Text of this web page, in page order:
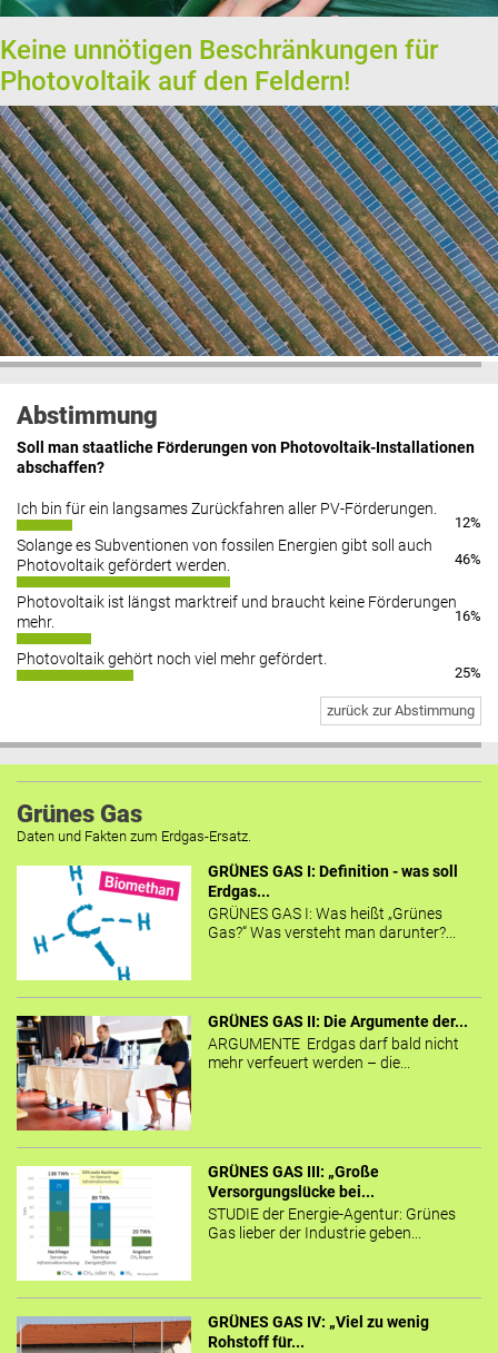
Keine unnötigen Beschränkungen für
Photovoltaik auf den Feldern!
Abstimmung
Soll man staatliche Förderungen von Photovoltaik-Installationen
abschaffen?
Ich bin für ein langsames Zurückfahren aller PV-Förderungen.
12%
Solange es Subventionen von fossilen Energien gibt soll auch
Photovoltaik gefördert werden.
46%
Photovoltaik ist längst marktreif und braucht keine Förderungen
mehr.
16%
Photovoltaik gehört noch viel mehr gefördert.
25%
zurück zur Abstimmung
Grünes Gas
Daten und Fakten zum Erdgas-Ersatz.
GRÜNES GAS I: Definition - was soll
Erdgas...
GRÜNES GAS I: Was heißt „Grünes
Gas?“ Was versteht man darunter?...
GRÜNES GAS II: Die Argumente der...
ARGUMENTE Erdgas darf bald nicht
mehr verfeuert werden – die...
GRÜNES GAS III: „Große
Versorgungslücke bei...
STUDIE der Energie-Agentur: Grünes
Gas lieber der Industrie geben...
GRÜNES GAS IV: „Viel zu wenig
Rohstoff für...